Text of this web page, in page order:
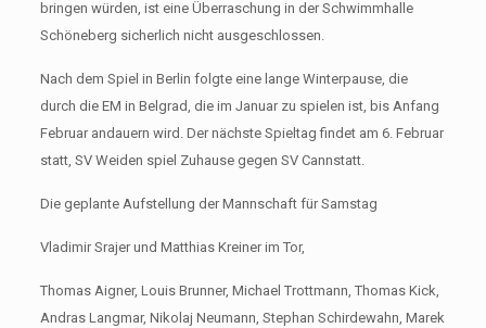
bringen würden, ist eine Überraschung in der Schwimmhalle
Schöneberg sicherlich nicht ausgeschlossen.
Nach dem Spiel in Berlin folgte eine lange Winterpause, die
durch die EM in Belgrad, die im Januar zu spielen ist, bis Anfang
Februar andauern wird. Der nächste Spieltag findet am 6. Februar
statt, SV Weiden spiel Zuhause gegen SV Cannstatt.
Die geplante Aufstellung der Mannschaft für Samstag
Vladimir Srajer und Matthias Kreiner im Tor,
Thomas Aigner, Louis Brunner, Michael Trottmann, Thomas Kick,
Andras Langmar, Nikolaj Neumann, Stephan Schirdewahn, Marek